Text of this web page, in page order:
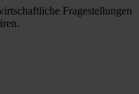
Fragestellungen